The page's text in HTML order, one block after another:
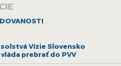
Avšak neustále
pri práci s počítačovou myšou
Vízie Slovensko
prebrať do PVV